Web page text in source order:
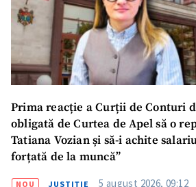
Prima reacție a Curții de Conturi
obligată de Curtea de Apel să o
Tatiana Vozian și să-i achite
forțată de la muncă”
NOU JUSTIȚIE 5 august 2026, 09:12